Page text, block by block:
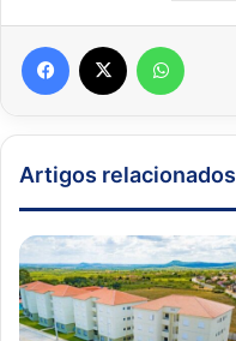
Artigos relacionados